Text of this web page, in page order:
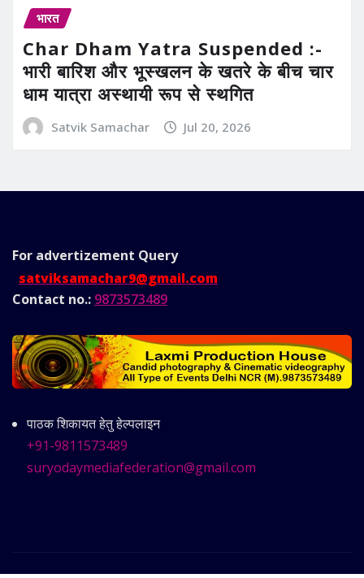
भारत
Char Dham Yatra Suspended :-
भारी बारिश और भूस्खलन के खतरे के बीच चार
धाम यात्रा अस्थायी रूप से स्थगित
Satvik Samachar Jul 20, 2026
For advertizement Query
satviksamachar9@gmail.com
Contact no.: 9873573489
पाठक शिकायत हेतु हेल्पलाइन
+91-9811573489
suryodaymediafederation@gmail.com